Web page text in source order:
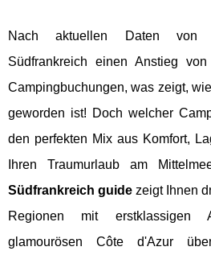
Nach aktuellen Daten von
Südfrankreich einen Anstieg
Campingbuchungen, was zeigt,
geworden ist! Doch welcher
den perfekten Mix aus Komfort,
Ihren Traumurlaub am
Südfrankreich guide zeigt Ihnen
Regionen mit erstklassigen
glamourösen Côte d'Azur